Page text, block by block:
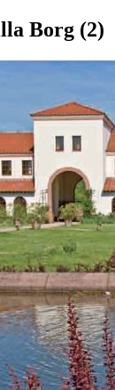
Borg (2)